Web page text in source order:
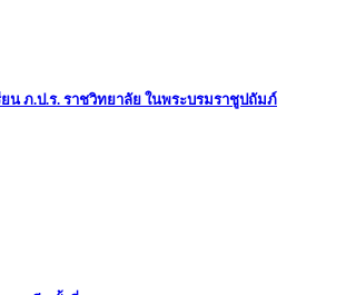
น ภ.ป.ร. ราชวิทยาลัย ในพระบรมราชูปถัมภ์